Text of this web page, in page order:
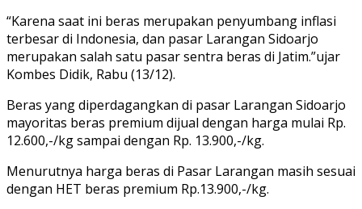
“Karena saat ini beras merupakan penyumbang inflasi
terbesar di Indonesia, dan pasar Larangan Sidoarjo
merupakan salah satu pasar sentra beras di Jatim.”ujar
Kombes Didik, Rabu (13/12).
Beras yang diperdagangkan di pasar Larangan Sidoarjo
mayoritas beras premium dijual dengan harga mulai Rp.
12.600,-/kg sampai dengan Rp. 13.900,-/kg.
Menurutnya harga beras di Pasar Larangan masih sesuai
dengan HET beras premium Rp.13.900,-/kg.